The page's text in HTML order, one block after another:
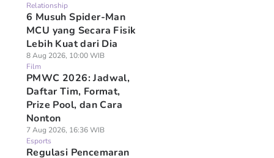
Relationship
6 Musuh Spider-Man
MCU yang Secara Fisik
Lebih Kuat dari Dia
8 Aug 2026, 10:00 WIB
Film
PMWC 2026: Jadwal,
Daftar Tim, Format,
Prize Pool, dan Cara
Nonton
7 Aug 2026, 16:36 WIB
Esports
Regulasi Pencemaran